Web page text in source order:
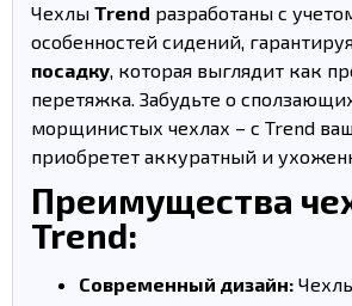
Чехлы Trend разработаны с
особенностей сидений,
посадку, которая выглядит как
перетяжка. Забудьте о
морщинистых чехлах – с Trend
приобретет аккуратный и
Преимущества
Trend:
Современный дизайн: